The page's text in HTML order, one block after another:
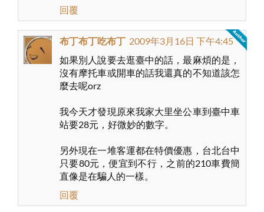
回覆
布丁布丁吃布丁 2009年3月16日 下午4:45
如果別人說要去逛臺中的話，最麻煩的是，
沒有摩托車或開車的話我還真的不知道該怎
麼去呢orz
我今天才發現原來我家大里坐公車到臺中車
站要28元，好微妙的數字。
另外現在一堆客運都在特價優惠，台北台中
只要80元，便宜到不行，之前的210車費簡
直像是在騙人的一樣。
回覆